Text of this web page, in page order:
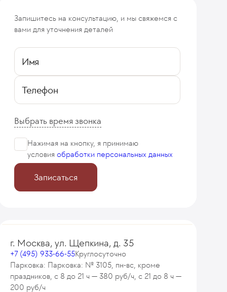
Из-за чего развивается кишечная
Запишитесь на консультацию, и мы свяжемся с
вами для уточнения деталей
Имя
Телефон
Выбрать время звонка
Нажимая на кнопку, я принимаю
условия обработки персональных данных
Записаться
г. Москва, ул. Щепкина, д. 35
+7 (495) 933-66-55Круглосуточно
Парковка: Парковка: № 3105, пн-вс, кроме
праздников, с 8 до 21 ч — 380 руб/ч, с 21 до 8 ч —
200 руб/ч